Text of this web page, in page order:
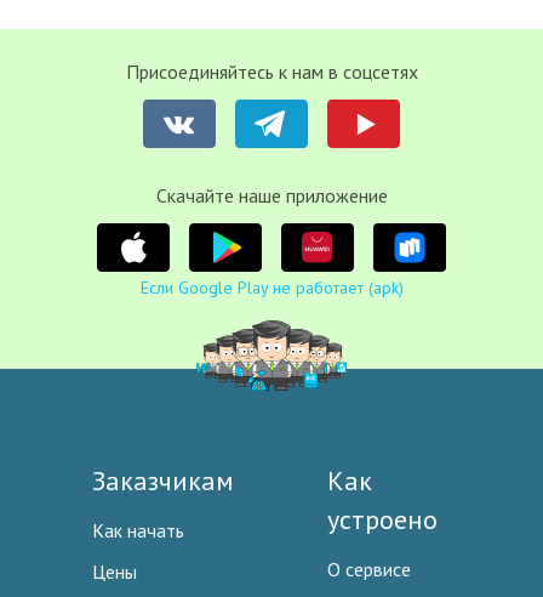
Присоединяйтесь к нам в соцсетях
Cкачайте наше приложение
Если Google Play не работает (apk)
Заказчикам
Как начать
Цены
Как
устроено
О сервисе